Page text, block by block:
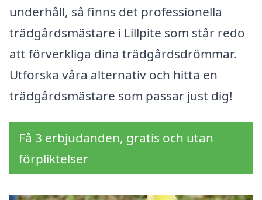
underhåll, så finns det professionella
trädgårdsmästare i Lillpite som står redo
att förverkliga dina trädgårdsdrömmar.
Utforska våra alternativ och hitta en
trädgårdsmästare som passar just dig!
Få 3 erbjudanden, gratis och utan
förpliktelser